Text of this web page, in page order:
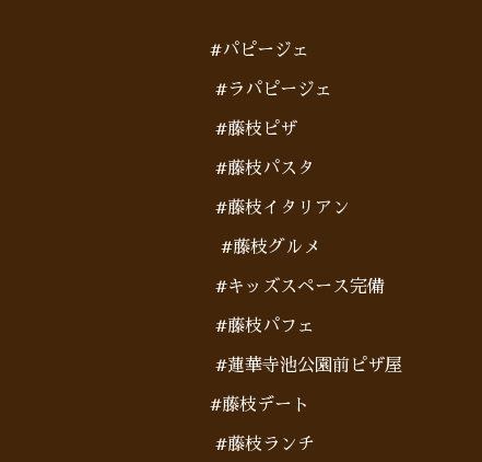
#パピージェ
#ラパピージェ
#藤枝ピザ
#藤枝パスタ
#藤枝イタリアン
#藤枝グルメ
#キッズスペース完備
#藤枝パフェ
#蓮華寺池公園前ピザ屋
#藤枝デート
#藤枝ランチ